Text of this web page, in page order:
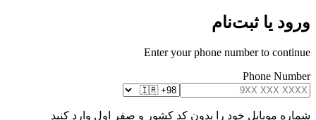
ورود یا ثبت‌نام
Enter your phone number to continue
Phone Number
شماره موبایل خود را بدون کد کشور و صفر اول وارد کنید